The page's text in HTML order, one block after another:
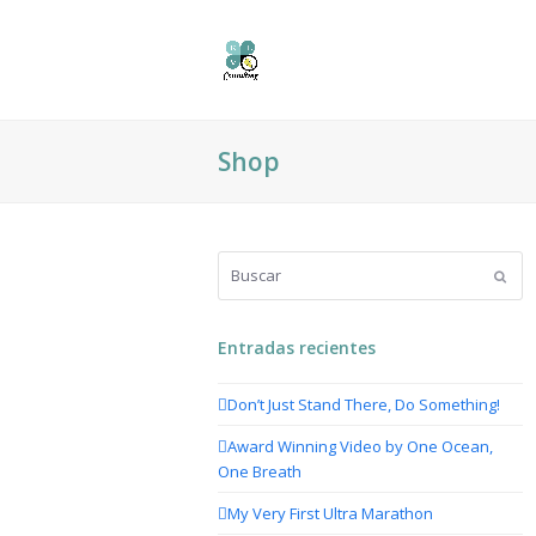
Shop
Enviar
Entradas recientes
Don’t Just Stand There, Do Something!
Award Winning Video by One Ocean,
One Breath
My Very First Ultra Marathon